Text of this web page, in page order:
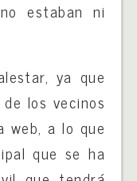
estaban ni
ya que
los vecinos
web, a lo que
que se ha